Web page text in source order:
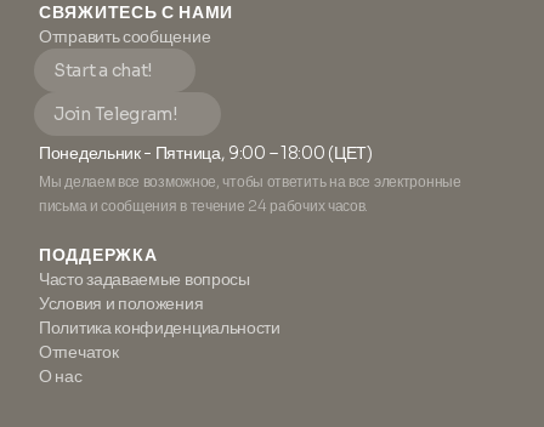
СВЯЖИТЕСЬ С НАМИ
Отправить сообщение
Start a chat!
Join Telegram!
Понедельник - Пятница, 9:00 – 18:00 (ЦЕТ)
Мы делаем все возможное, чтобы ответить на все электронные
письма и сообщения в течение 24 рабочих часов.
ПОДДЕРЖКА
Часто задаваемые вопросы
Условия и положения
Политика конфиденциальности
Отпечаток
О нас